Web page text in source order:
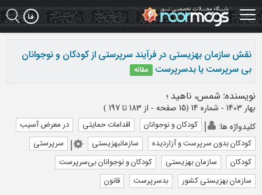
Skip
to
main
نقش سازمان بهزیستی در فرآیند سرپرستی از کودکان و نوجوانان
بی سرپرست یا بدسرپرست
مقاله
نویسنده: شمس، ناهید ؛
بهار 1403 - شماره 14 (‎15 صفحه - از 183 تا 197 )
کلیدواژه ها: کودکان و نوجوانان اقدامات حمایتی در معرض آسیب
کودکان بدون سرپرست و آزاردیده سازمانبهزیستی سرپرستی
کودکان سازمان بهزیستی کودکان و نوجوانان بی‌سرپرست
سازمان بهزیستی کشور بدسرپرست قانون